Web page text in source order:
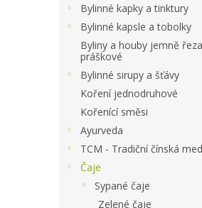
Bylinné kapky a tinktury
Bylinné kapsle a tobolky
Byliny a houby jemně
práškové
Bylinné sirupy a šťávy
Koření jednodruhové
Kořenící směsi
Ayurveda
TCM - Tradiční čínská
Čaje
Sypané čaje
Zelené čaje